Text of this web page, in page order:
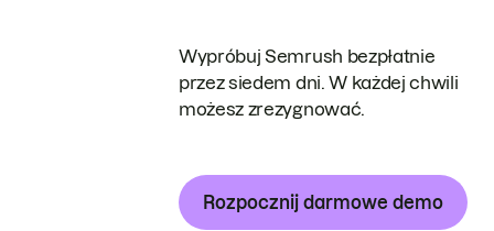
Wypróbuj Semrush bezpłatnie
przez siedem dni. W każdej chwili
możesz zrezygnować.
Rozpocznij darmowe demo